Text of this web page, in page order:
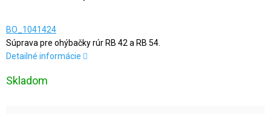
BO_1041424
Súprava pre ohýbačky rúr RB 42 a RB 54.
Detailné informácie
Skladom